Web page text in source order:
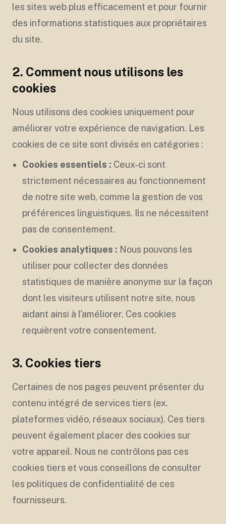
les sites web plus efficacement et pour fournir
des informations statistiques aux propriétaires
du site.
2. Comment nous utilisons les
cookies
Nous utilisons des cookies uniquement pour
améliorer votre expérience de navigation. Les
cookies de ce site sont divisés en catégories :
Cookies essentiels : Ceux-ci sont
strictement nécessaires au fonctionnement
de notre site web, comme la gestion de vos
préférences linguistiques. Ils ne nécessitent
pas de consentement.
Cookies analytiques : Nous pouvons les
utiliser pour collecter des données
statistiques de manière anonyme sur la façon
dont les visiteurs utilisent notre site, nous
aidant ainsi à l'améliorer. Ces cookies
requièrent votre consentement.
3. Cookies tiers
Certaines de nos pages peuvent présenter du
contenu intégré de services tiers (ex.
plateformes vidéo, réseaux sociaux). Ces tiers
peuvent également placer des cookies sur
votre appareil. Nous ne contrôlons pas ces
cookies tiers et vous conseillons de consulter
les politiques de confidentialité de ces
fournisseurs.